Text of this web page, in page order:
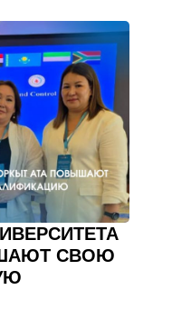
СВОЮ